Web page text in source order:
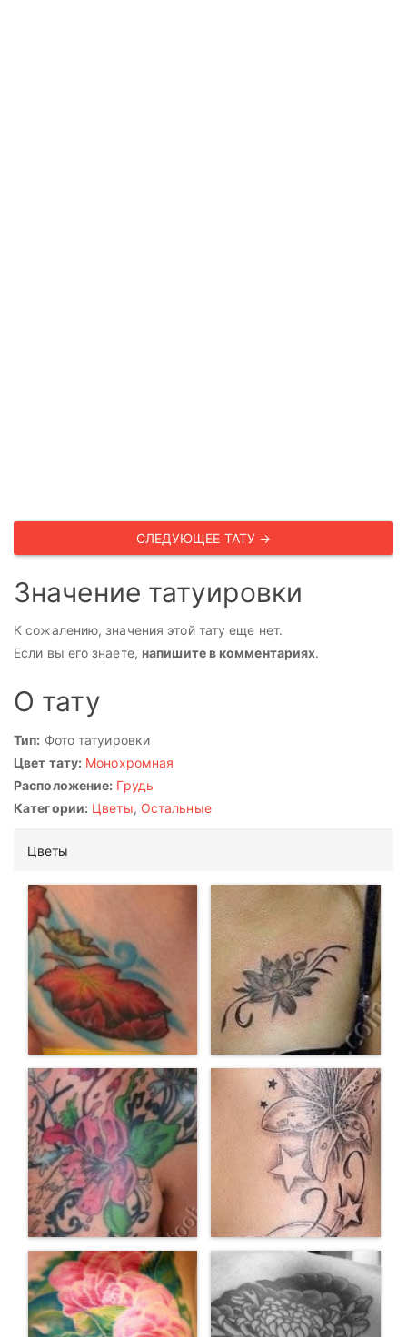
СЛЕДУЮЩЕЕ ТАТУ →
Значение татуировки
К сожалению, значения этой тату еще нет.
Если вы его знаете, напишите в комментариях.
О тату
Тип: Фото татуировки
Цвет тату: Монохромная
Расположение: Грудь
Категории: Цветы, Остальные
Цветы